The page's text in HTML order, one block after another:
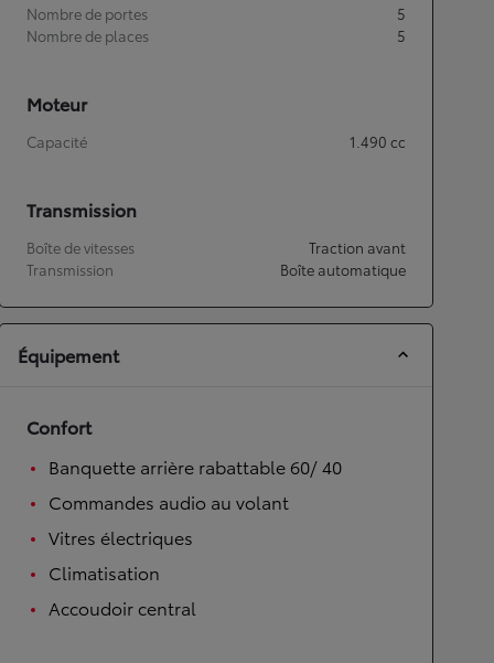
Nombre de portes
5
Nombre de places
5
Moteur
Capacité 1.490 cc
Transmission
Boîte de vitesses
Traction avant
Transmission
Boîte automatique
Équipement
Confort
Banquette arrière rabattable 60/ 40
Commandes audio au volant
Vitres électriques
Climatisation
Accoudoir central